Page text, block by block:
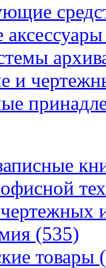
и
(535)
товары